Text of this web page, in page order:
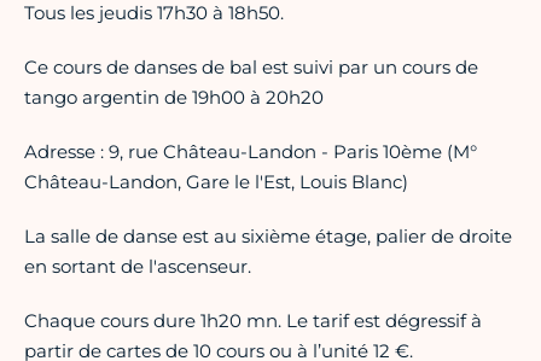
Tous les jeudis 17h30 à 18h50.
Ce cours de danses de bal est suivi par un cours de
tango argentin de 19h00 à 20h20
Adresse : 9, rue Château-Landon - Paris 10ème (M°
Château-Landon, Gare le l'Est, Louis Blanc)
La salle de danse est au sixième étage, palier de droite
en sortant de l'ascenseur.
Chaque cours dure 1h20 mn. Le tarif est dégressif à
partir de cartes de 10 cours ou à l’unité 12 €.